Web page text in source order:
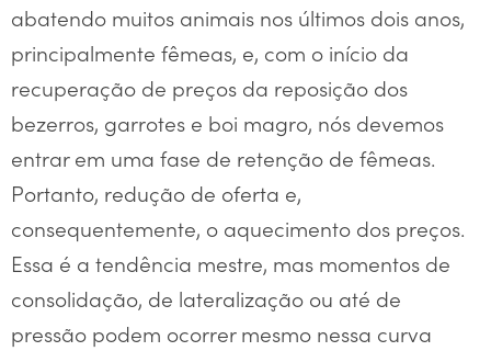
abatendo muitos animais nos últimos dois anos,
principalmente fêmeas, e, com o início da
recuperação de preços da reposição dos
bezerros, garrotes e boi magro, nós devemos
entrar em uma fase de retenção de fêmeas.
Portanto, redução de oferta e,
consequentemente, o aquecimento dos preços.
Essa é a tendência mestre, mas momentos de
consolidação, de lateralização ou até de
pressão podem ocorrer mesmo nessa curva